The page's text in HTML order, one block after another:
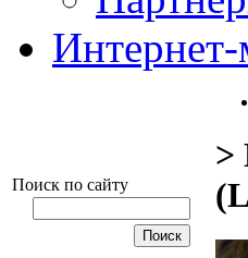
Интернет-
Поиск по сайту
>